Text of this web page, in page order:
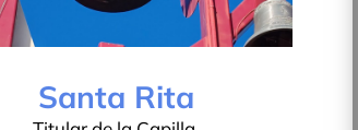
Santa Rita